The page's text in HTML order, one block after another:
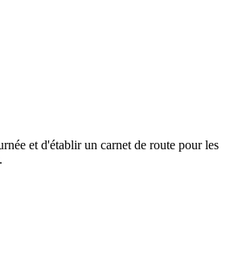
et d'établir un carnet de route pour les
.